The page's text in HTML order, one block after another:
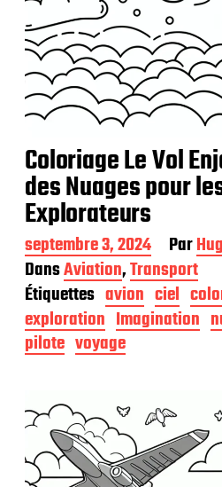
Coloriage Le Vol
des Nuages pour
Explorateurs
D
a
t
e
d
e
p
l
i
a
t
septembre 3, 2024 Par
DansAviation,Transport
Étiquettes avion ciel
exploration Imagination
pilote voyage